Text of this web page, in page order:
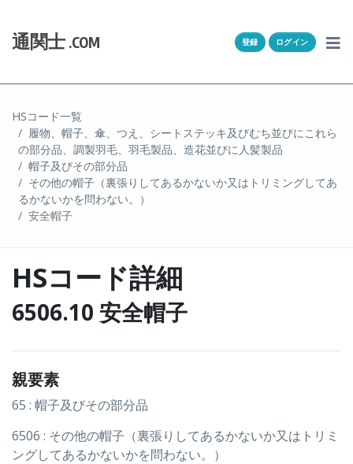
通関士 .COM 登録 ログイン
HSコード一覧
履物、帽子、傘、つえ、シートステッキ及びむち並びにこれら
の部分品、調製羽毛、羽毛製品、造花並びに人髪製品
帽子及びその部分品
その他の帽子（裏張りしてあるかないか又はトリミングしてあ
るかないかを問わない。）
安全帽子
HSコード詳細
6506.10 安全帽子
親要素
65 : 帽子及びその部分品
6506 : その他の帽子（裏張りしてあるかないか又はトリミ
ングしてあるかないかを問わない。）
通関Ｑ＆Ａ
通関士NEWS